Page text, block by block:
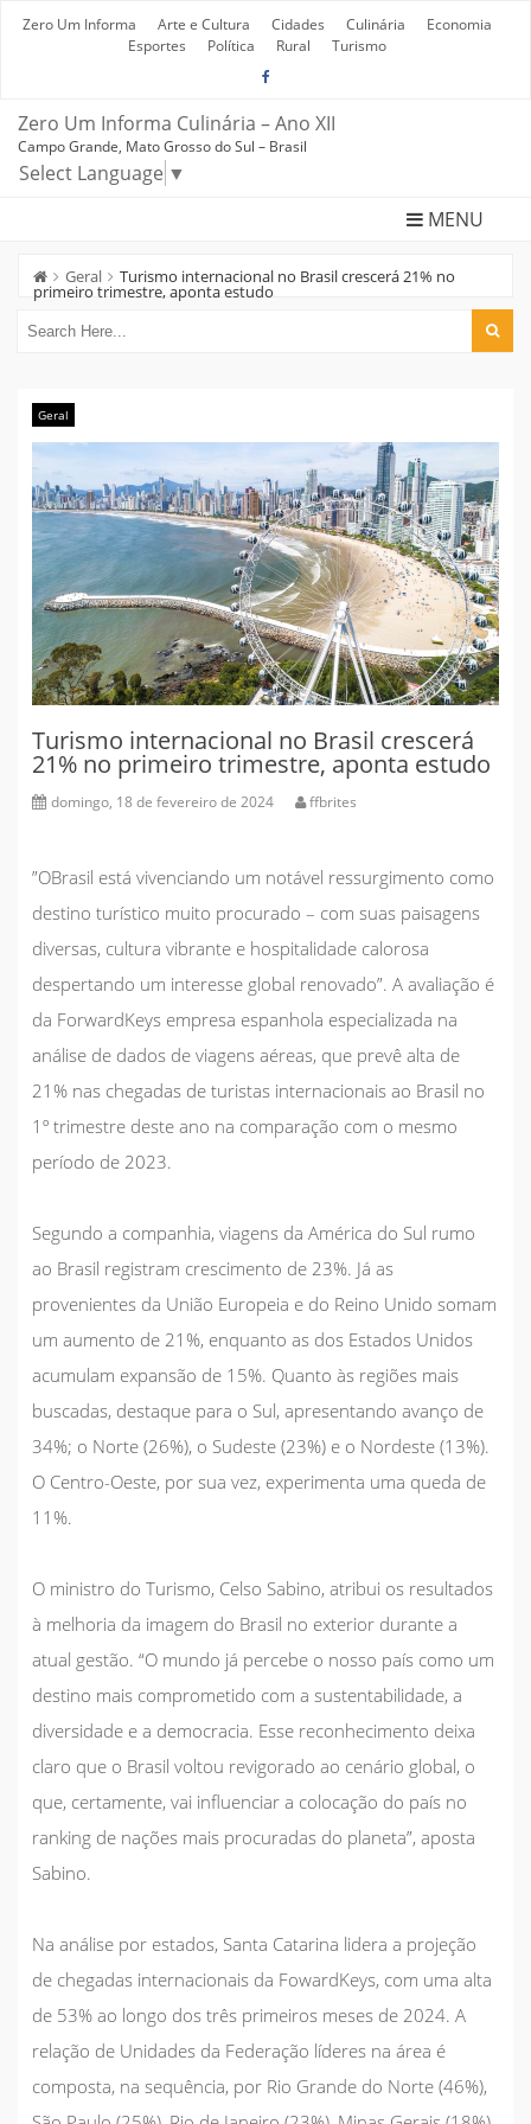
Zero Um Informa Arte e Cultura Cidades Culinária
Economia
Esportes
Política Rural Turismo
Zero Um Informa Culinária – Ano XII
Campo Grande, Mato Grosso do Sul – Brasil
Select Language ▼
MENU
Geral Turismo internacional no Brasil crescerá 21% no
primeiro trimestre, aponta estudo
Geral
Turismo internacional no Brasil crescerá
21% no primeiro trimestre, aponta estudo
domingo, 18 de fevereiro de 2024 ffbrites
”OBrasil está vivenciando um notável ressurgimento como
destino turístico muito procurado – com suas paisagens
diversas, cultura vibrante e hospitalidade calorosa
despertando um interesse global renovado”. A avaliação é
da ForwardKeys empresa espanhola especializada na
análise de dados de viagens aéreas, que prevê alta de
21% nas chegadas de turistas internacionais ao Brasil no
1º trimestre deste ano na comparação com o mesmo
período de 2023.
Segundo a companhia, viagens da América do Sul rumo
ao Brasil registram crescimento de 23%. Já as
provenientes da União Europeia e do Reino Unido somam
um aumento de 21%, enquanto as dos Estados Unidos
acumulam expansão de 15%. Quanto às regiões mais
buscadas, destaque para o Sul, apresentando avanço de
34%; o Norte (26%), o Sudeste (23%) e o Nordeste (13%).
O Centro-Oeste, por sua vez, experimenta uma queda de
11%.
O ministro do Turismo, Celso Sabino, atribui os resultados
à melhoria da imagem do Brasil no exterior durante a
atual gestão. “O mundo já percebe o nosso país como um
destino mais comprometido com a sustentabilidade, a
diversidade e a democracia. Esse reconhecimento deixa
claro que o Brasil voltou revigorado ao cenário global, o
que, certamente, vai influenciar a colocação do país no
ranking de nações mais procuradas do planeta”, aposta
Sabino.
Na análise por estados, Santa Catarina lidera a projeção
de chegadas internacionais da FowardKeys, com uma alta
de 53% ao longo dos três primeiros meses de 2024. A
relação de Unidades da Federação líderes na área é
composta, na sequência, por Rio Grande do Norte (46%),